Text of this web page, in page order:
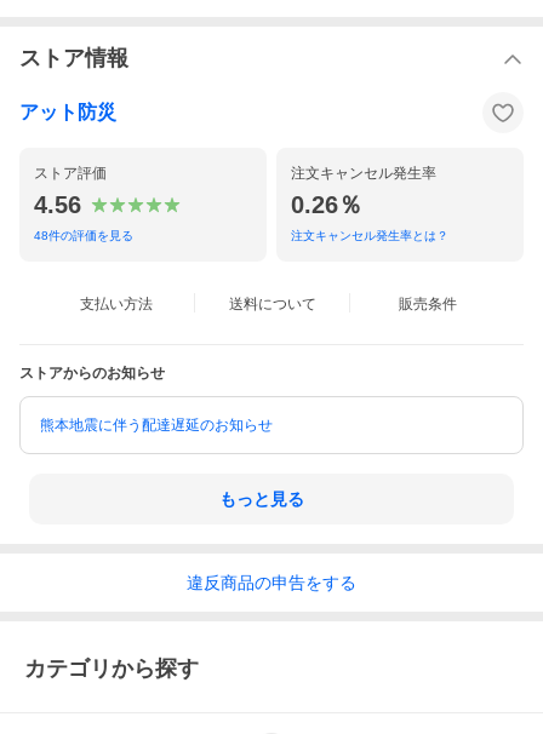
ストア情報
アット防災
ストア評価
4.56
48件の評価を見る
注文キャンセル発生率
0.26％
注文キャンセル発生率とは？
支払い方法 送料について 販売条件
ストアからのお知らせ
熊本地震に伴う配達遅延のお知らせ
もっと見る
違反商品の申告をする
カテゴリから探す